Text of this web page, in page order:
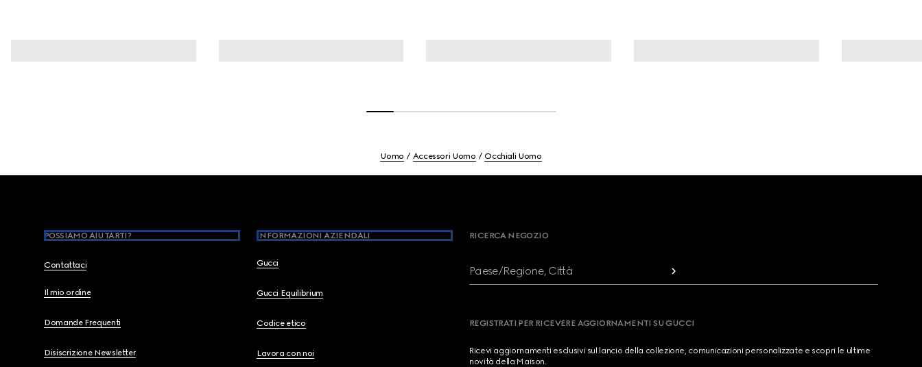
Uomo Accessori Uomo Occhiali Uomo
POSSIAMO AIUTARTI?
Contattaci
Il mio ordine
Domande Frequenti
Disiscrizione Newsletter
INFORMAZIONI AZIENDALI
Gucci
Gucci Equilibrium
Codice etico
Lavora con noi
RICERCA NEGOZIO
Paese/Regione, Città
REGISTRATI PER RICEVERE AGGIORNAMENTI SU GUCCI
Ricevi aggiornamenti esclusivi sul lancio della collezione, comunicazioni personalizzate e scopri le ultime
novità della Maison.